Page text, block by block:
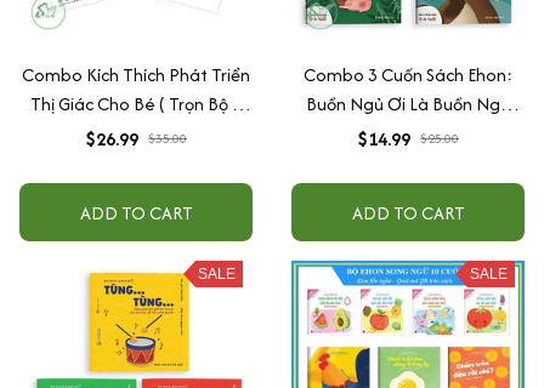
Combo Kích Thích Phát Triển
Thị Giác Cho Bé ( Trọn Bộ 6
Cuốn )
$26.99 $35.00
ADD TO CART
Combo 3 Cuốn Sách Ehon:
Buồn Ngủ Ơi Là Buồn Ngủ
(Dành Cho Trẻ Từ 0 - 4 Tuổi)
$14.99 $25.00
ADD TO CART
SALE SALE